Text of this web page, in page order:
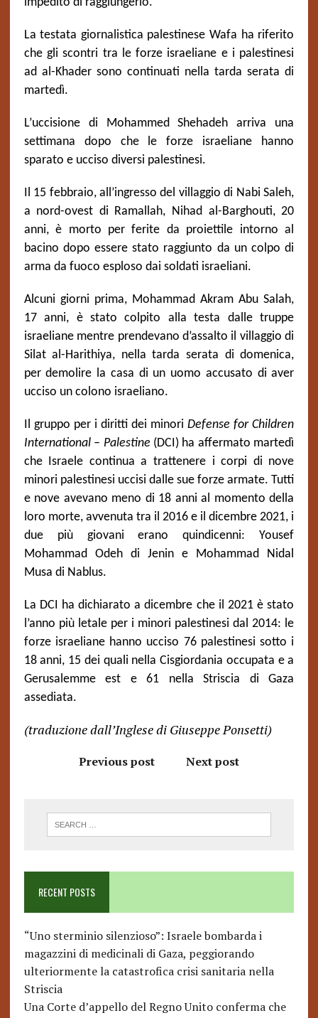
La testata giornalistica palestinese Wafa ha riferito
che gli scontri tra le forze israeliane e i palestinesi
ad al-Khader sono continuati nella tarda serata di
martedì.
L’uccisione di Mohammed Shehadeh arriva una
settimana dopo che le forze israeliane hanno
sparato e ucciso diversi palestinesi.
Il 15 febbraio, all’ingresso del villaggio di Nabi Saleh,
a nord-ovest di Ramallah, Nihad al-Barghouti, 20
anni, è morto per ferite da proiettile intorno al
bacino dopo essere stato raggiunto da un colpo di
arma da fuoco esploso dai soldati israeliani.
Alcuni giorni prima, Mohammad Akram Abu Salah,
17 anni, è stato colpito alla testa dalle truppe
israeliane mentre prendevano d’assalto il villaggio di
Silat al-Harithiya, nella tarda serata di domenica,
per demolire la casa di un uomo accusato di aver
ucciso un colono israeliano.
Il gruppo per i diritti dei minoriDefense for Children
International – Palestine (DCI) ha affermato martedì
che Israele continua a trattenere i corpi di nove
minori palestinesi uccisi dalle sue forze armate. Tutti
e nove avevano meno di 18 anni al momento della
loro morte, avvenuta tra il 2016 e il dicembre 2021, i
due più giovani erano quindicenni: Yousef
Mohammad Odeh di Jenin e Mohammad Nidal
Musa di Nablus.
La DCI ha dichiarato a dicembre che il 2021 è stato
l’anno più letale per i minori palestinesi dal 2014: le
forze israeliane hanno ucciso 76 palestinesi sotto i
18 anni, 15 dei quali nella Cisgiordania occupata e a
Gerusalemme est e 61 nella Striscia di Gaza
assediata.
(traduzione dall’Inglese di Giuseppe Ponsetti)
Previous post Next post
RECENT POSTS
“Uno sterminio silenzioso”: Israele bombarda i
magazzini di medicinali di Gaza, peggiorando
ulteriormente la catastrofica crisi sanitaria nella
Striscia
Una Corte d’appello del Regno Unito conferma che